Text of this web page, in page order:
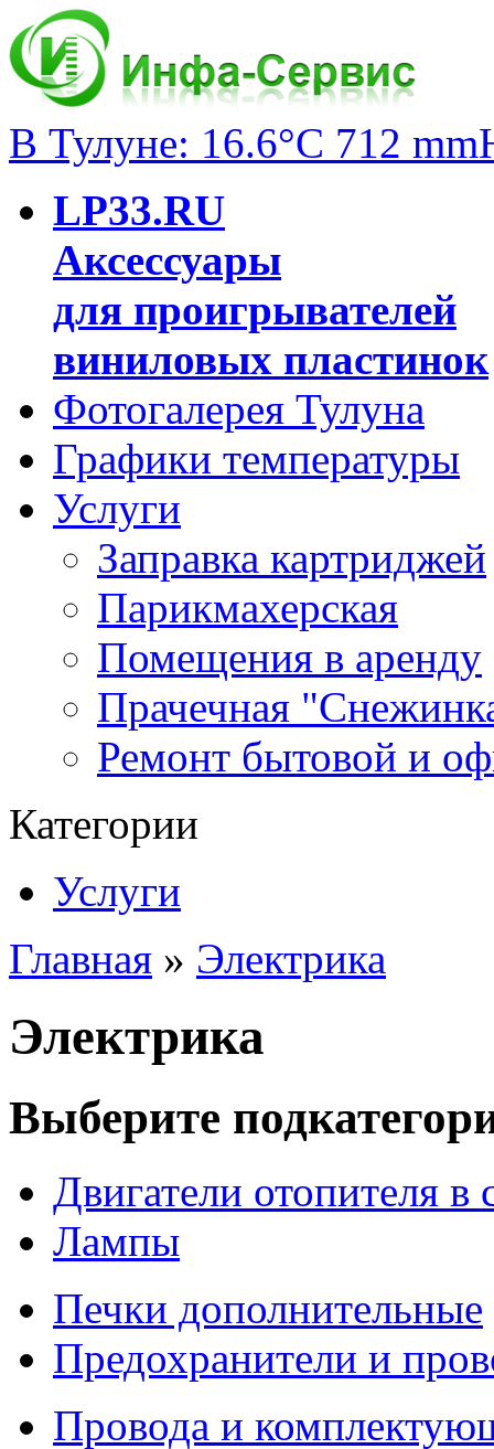
В Тулуне: 16.6°C 712
LP33.RU
Аксессуары
для проигрывателей
виниловых пластинок
Фотогалерея Тулуна
Графики температуры
Услуги
Заправка картриджей
Парикмахерская
Помещения в аренду
Прачечная
Ремонт бытовой и
Категории
Услуги
Главная » Электрика
Электрика
Выберите
Двигатели отопителя в
Лампы
Печки дополнительные
Предохранители и
Провода и